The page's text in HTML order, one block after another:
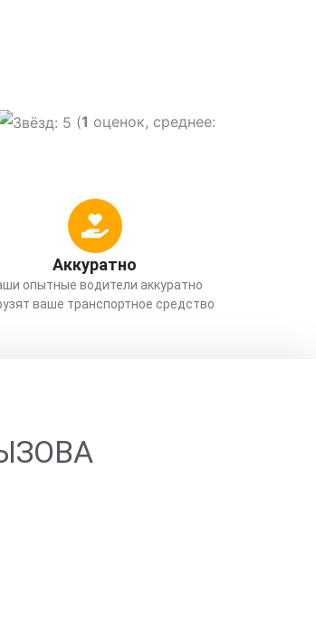
(1 оценок, среднее:
Аккуратно
опытные водители аккуратно
ваше транспортное средство